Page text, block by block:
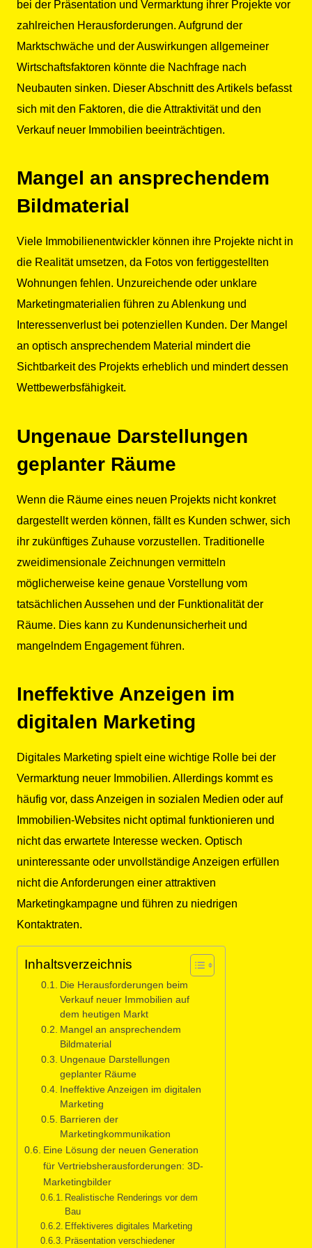
bei der Präsentation und Vermarktung ihrer Projekte vor
zahlreichen Herausforderungen. Aufgrund der
Marktschwäche und der Auswirkungen allgemeiner
Wirtschaftsfaktoren könnte die Nachfrage nach
Neubauten sinken. Dieser Abschnitt des Artikels befasst
sich mit den Faktoren, die die Attraktivität und den
Verkauf neuer Immobilien beeinträchtigen.
Mangel an ansprechendem
Bildmaterial
Viele Immobilienentwickler können ihre Projekte nicht in
die Realität umsetzen, da Fotos von fertiggestellten
Wohnungen fehlen. Unzureichende oder unklare
Marketingmaterialien führen zu Ablenkung und
Interessenverlust bei potenziellen Kunden. Der Mangel
an optisch ansprechendem Material mindert die
Sichtbarkeit des Projekts erheblich und mindert dessen
Wettbewerbsfähigkeit.
Ungenaue Darstellungen
geplanter Räume
Wenn die Räume eines neuen Projekts nicht konkret
dargestellt werden können, fällt es Kunden schwer, sich
ihr zukünftiges Zuhause vorzustellen. Traditionelle
zweidimensionale Zeichnungen vermitteln
möglicherweise keine genaue Vorstellung vom
tatsächlichen Aussehen und der Funktionalität der
Räume. Dies kann zu Kundenunsicherheit und
mangelndem Engagement führen.
Ineffektive Anzeigen im
digitalen Marketing
Digitales Marketing spielt eine wichtige Rolle bei der
Vermarktung neuer Immobilien. Allerdings kommt es
häufig vor, dass Anzeigen in sozialen Medien oder auf
Immobilien-Websites nicht optimal funktionieren und
nicht das erwartete Interesse wecken. Optisch
uninteressante oder unvollständige Anzeigen erfüllen
nicht die Anforderungen einer attraktiven
Marketingkampagne und führen zu niedrigen
Kontaktraten.
Inhaltsverzeichnis
Die Herausforderungen beim
Verkauf neuer Immobilien auf
dem heutigen Markt
Mangel an ansprechendem
Bildmaterial
Ungenaue Darstellungen
geplanter Räume
Ineffektive Anzeigen im digitalen
Marketing
Barrieren der
Marketingkommunikation
Eine Lösung der neuen Generation
für Vertriebsherausforderungen: 3D-
Marketingbilder
Realistische Renderings vor dem
Bau
Effektiveres digitales Marketing
Präsentation verschiedener